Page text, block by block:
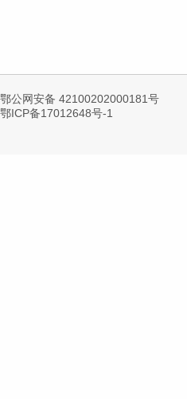
鄂公网安备 42100202000181号
鄂ICP备17012648号-1